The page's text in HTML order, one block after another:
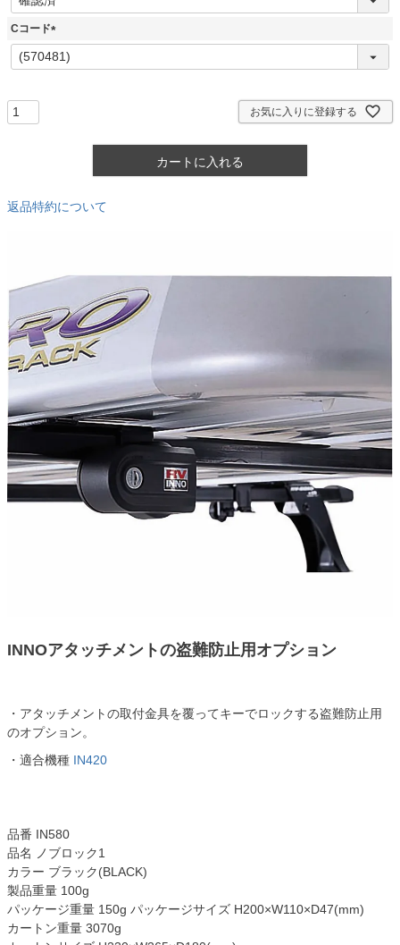
Cコード
(
必
お気に入りに登録する
カートに入れる
返品特約について
INNOアタッチメントの盗難防止用オプション
・アタッチメントの取付金具を覆ってキーでロックする盗難防止用
のオプション。
・適合機種 IN420
品番 IN580
品名 ノブロック1
カラー ブラック(BLACK)
製品重量 100g
パッケージ重量 150g パッケージサイズ H200×W110×D47(mm)
カートン重量 3070g